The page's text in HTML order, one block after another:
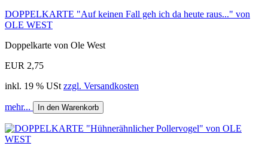
DOPPELKARTE "Auf keinen Fall geh ich da heute raus..." von
OLE WEST
Doppelkarte von Ole West
EUR 2,75
inkl. 19 % USt zzgl. Versandkosten
mehr... In den Warenkorb